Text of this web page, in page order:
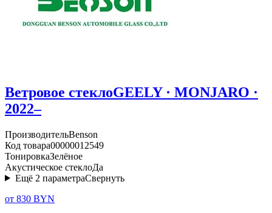
Ветровое стеклоGEELY · MONJARO ·
2022–
ПроизводительBenson
Код товара00000012549
ТонировкаЗелёное
Акустическое стеклоДа
Ещё 2 параметраСвернуть
от 830 BYN